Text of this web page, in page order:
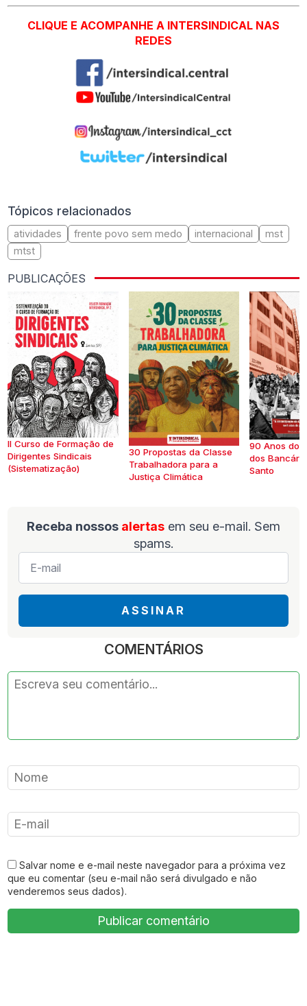
CLIQUE E ACOMPANHE A INTERSINDICAL NAS
REDES
Tópicos relacionados
atividades frente povo sem medo internacional
mst
mtst
PUBLICAÇÕES
II Curso de Formação de
Dirigentes Sindicais
(Sistematização)
30 Propostas da Classe
Trabalhadora para a
Justiça Climática
90 Anos do
dos
Santo
Receba nossos alertas em seu e-mail. Sem
spams.
E-
mail
ASSINAR
COMENTÁRIOS
Salvar nome e e-mail neste navegador para a próxima vez
que eu comentar (seu e-mail não será divulgado e não
venderemos seus dados).